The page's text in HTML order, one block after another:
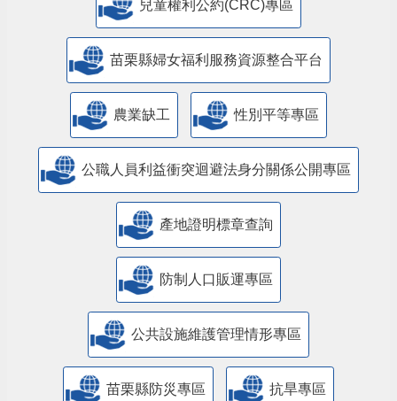
兒童權利公約(CRC)專區
苗栗縣婦女福利服務資源整合平台
農業缺工 性別平等專區
公職人員利益衝突迴避法身分關係公開專區
產地證明標章查詢
防制人口販運專區
​公共設施維護管理情形專區